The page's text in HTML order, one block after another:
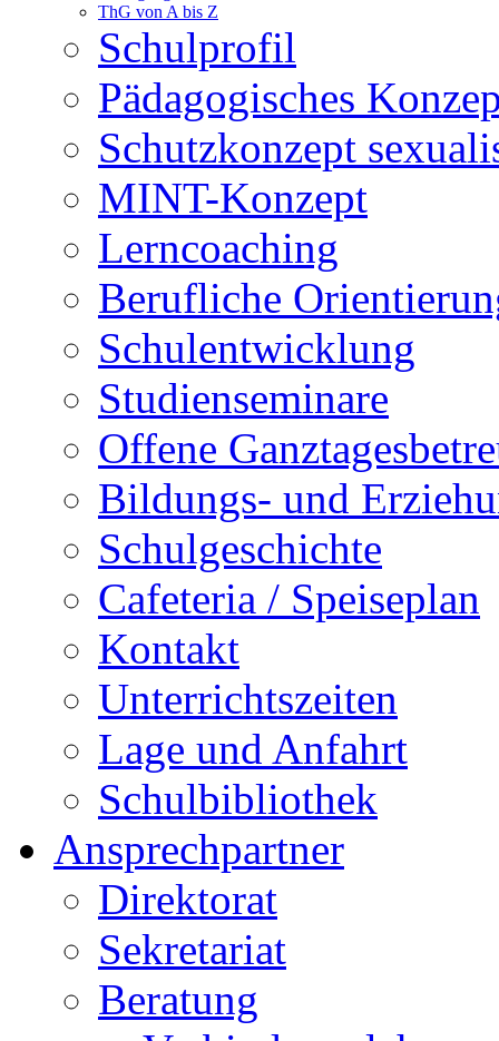
ThG von A bis Z
Schulprofil
Pädagogisches
Schutzkonzept
MINT-Konzept
Lerncoaching
Berufliche
Schulentwicklung
Studienseminare
Offene
Bildungs- und
Schulgeschichte
Cafeteria / Speiseplan
Kontakt
Unterrichtszeiten
Lage und Anfahrt
Schulbibliothek
Ansprechpartner
Direktorat
Sekretariat
Beratung